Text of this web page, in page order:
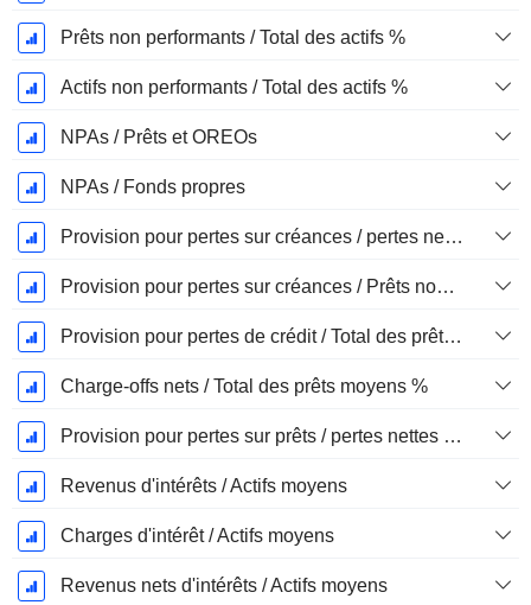
Prêts non performants / Total des actifs %
Actifs non performants / Total des actifs %
NPAs / Prêts et OREOs
NPAs / Fonds propres
Provision pour pertes sur créances / pertes nettes %
Provision pour pertes sur créances / Prêts non productifs %
Provision pour pertes de crédit / Total des prêts %
Charge-offs nets / Total des prêts moyens %
Provision pour pertes sur prêts / pertes nettes sur créances irrécouvrables %.
Revenus d'intérêts / Actifs moyens
Charges d'intérêt / Actifs moyens
Revenus nets d'intérêts / Actifs moyens